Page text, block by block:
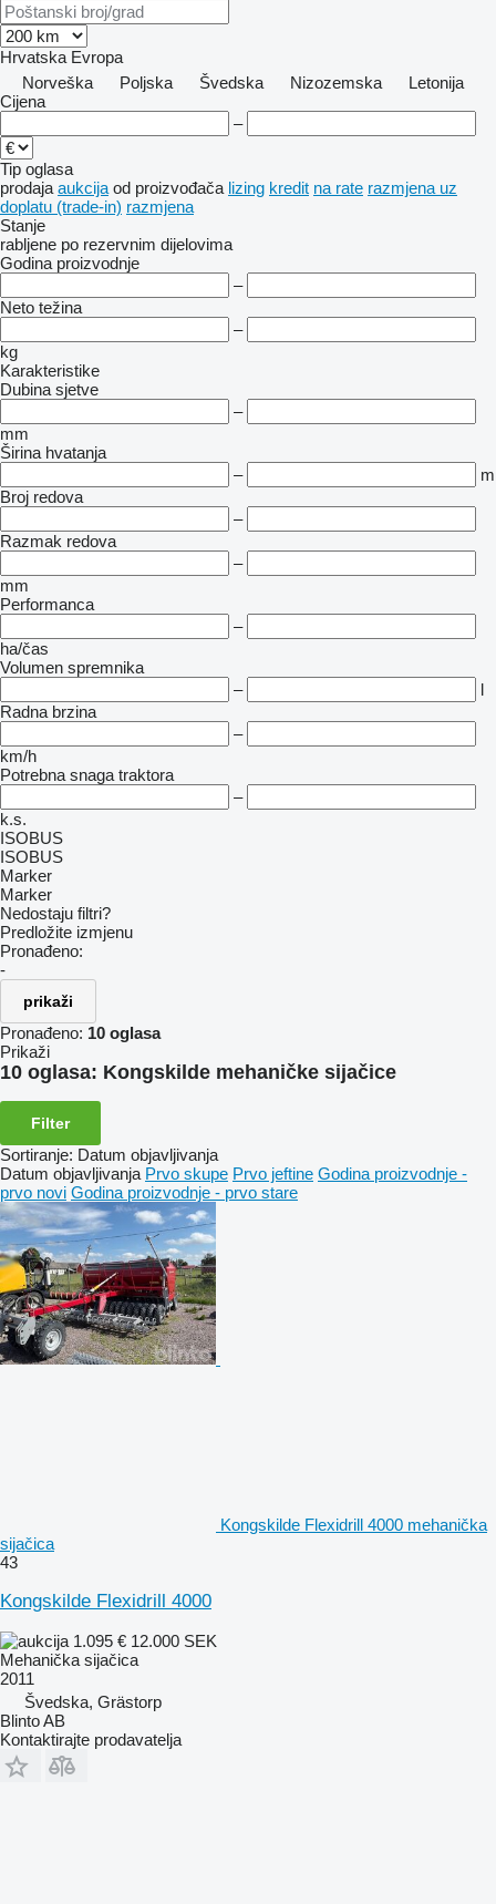
Hrvatska Evropa
Norveška
Poljska Švedska Nizozemska
Letonija
Cijena
–
Tip oglasa
prodaja aukcija od proizvođača lizing kredit na rate razmjena uz
doplatu (trade-in) razmjena
Stanje
rabljene po rezervnim dijelovima
Godina proizvodnje
–
Neto težina
–
kg
Karakteristike
Dubina sjetve
–
mm
Širina hvatanja
–
m
Broj redova
–
Razmak redova
–
mm
Performanca
–
ha/čas
Volumen spremnika
–
l
Radna brzina
–
km/h
Potrebna snaga traktora
–
k.s.
ISOBUS
ISOBUS
Marker
Marker
Nedostaju filtri?
Predložite izmjenu
Pronađeno:
-
prikaži
Pronađeno: 10 oglasa
Prikaži
10 oglasa: Kongskilde mehaničke sijačice
Filter
Sortiranje: Datum objavljivanja
Datum objavljivanja Prvo skupe Prvo jeftine Godina proizvodnje -
prvo novi Godina proizvodnje - prvo stare
Kongskilde Flexidrill 4000 mehanička
sijačica
43
Kongskilde Flexidrill 4000
1.095 € 12.000 SEK
Mehanička sijačica
2011
Švedska, Grästorp
Blinto AB
Kontaktirajte prodavatelja